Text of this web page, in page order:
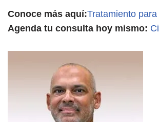
Conoce más aquí:Tratamiento
Agenda tu consulta hoy mismo: